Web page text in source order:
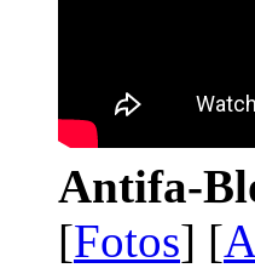
Antifa-
[Fotos] [